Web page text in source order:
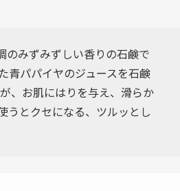
のみずみずしい香りの石鹸で
青パパイヤのジュースを石鹸
、お肌にはりを与え、滑らか
うとクセになる、ツルッとし